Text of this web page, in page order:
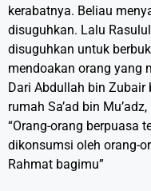
kerabatnya. Beliau
disuguhkan. Lalu
disuguhkan untuk
mendoakan orang yang
Dari Abdullah bin Zubair
rumah Sa’ad bin
“Orang-orang berpuasa
dikonsumsi oleh orang-
Rahmat bagimu”